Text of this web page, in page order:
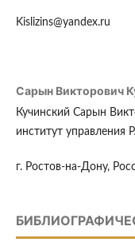
Kislizins@yandex.ru
Сарын Викторович
Кучинский Сарын
институт управления
г. Ростов-на-Дону,